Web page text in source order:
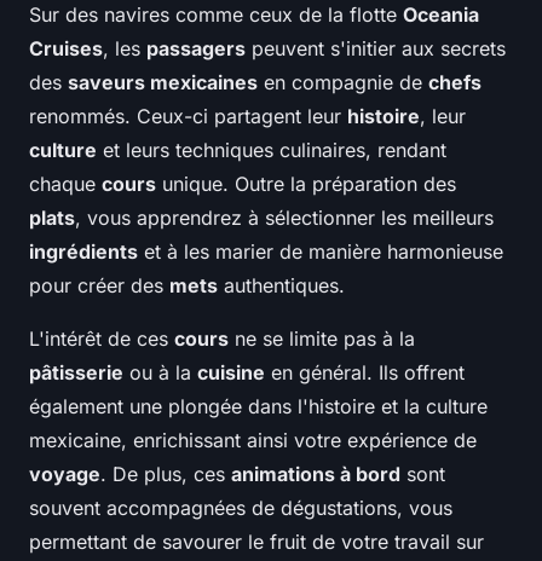
Sur des navires comme ceux de la flotte Oceania
Cruises, les passagers peuvent s'initier aux secrets
des saveurs mexicaines en compagnie de chefs
renommés. Ceux-ci partagent leur histoire, leur
culture et leurs techniques culinaires, rendant
chaque cours unique. Outre la préparation des
plats, vous apprendrez à sélectionner les meilleurs
ingrédients et à les marier de manière harmonieuse
pour créer des mets authentiques.
L'intérêt de ces cours ne se limite pas à la
pâtisserie ou à la cuisine en général. Ils offrent
également une plongée dans l'histoire et la culture
mexicaine, enrichissant ainsi votre expérience de
voyage. De plus, ces animations à bord sont
souvent accompagnées de dégustations, vous
permettant de savourer le fruit de votre travail sur